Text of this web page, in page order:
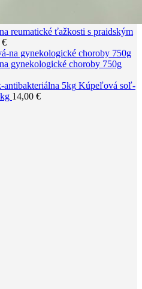
reumatické ťažkosti s praidským
€
gynekologické choroby 750g
Kúpeľová soľ-
14,00 €